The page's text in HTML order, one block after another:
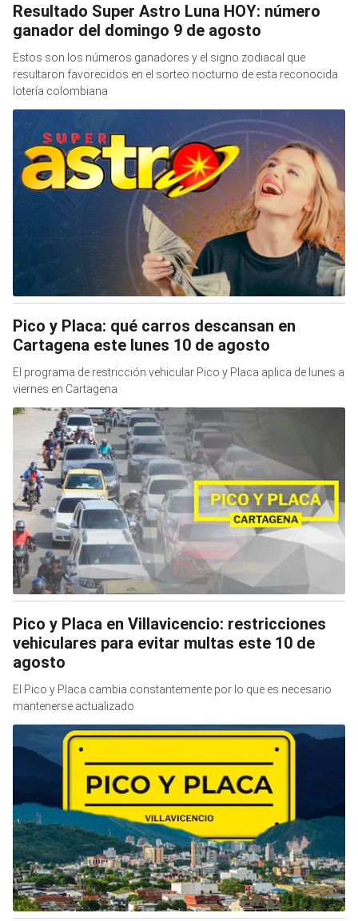
Resultado Super Astro Luna HOY: número
ganador del domingo 9 de agosto
Estos son los números ganadores y el signo zodiacal que
resultaron favorecidos en el sorteo nocturno de esta reconocida
lotería colombiana
Pico y Placa: qué carros descansan en
Cartagena este lunes 10 de agosto
El programa de restricción vehicular Pico y Placa aplica de lunes a
viernes en Cartagena
Pico y Placa en Villavicencio: restricciones
vehiculares para evitar multas este 10 de
agosto
El Pico y Placa cambia constantemente por lo que es necesario
mantenerse actualizado